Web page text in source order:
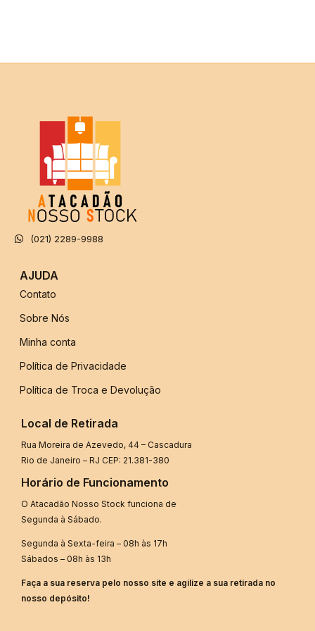
(021) 2289-9988
AJUDA
Contato
Sobre Nós
Minha conta
Política de Privacidade
Política de Troca e Devolução
Local de Retirada
Rua Moreira de Azevedo, 44 – Cascadura
Rio de Janeiro – RJ CEP: 21.381-380
Horário de Funcionamento
O Atacadão Nosso Stock funciona de
Segunda à Sábado.
Segunda à Sexta-feira – 08h às 17h
Sábados – 08h às 13h
Faça a sua reserva pelo nosso site e agilize a sua retirada no
nosso depósito!